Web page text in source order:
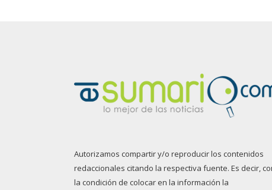
Autorizamos compartir y/o reproducir los contenidos
redaccionales citando la respectiva fuente. Es decir,
la condición de colocar en la información la